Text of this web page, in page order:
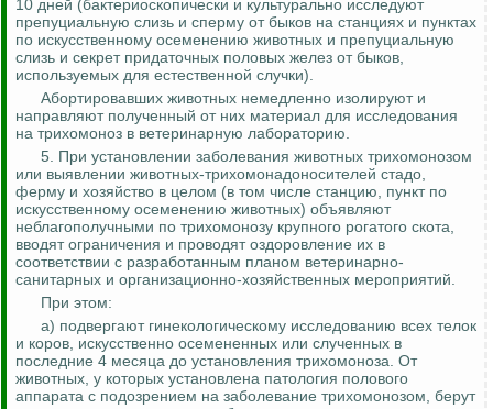
10 дней (бактериоскопически и культурально исследуют
препуциальную слизь и сперму от быков на станциях и пунктах
по искусственному осеменению животных и препуциальную
слизь и секрет придаточных половых желез от быков,
используемых для естественной случки).
Абортировавших животных немедленно изолируют и
направляют полученный от них материал для исследования
на трихомоноз в ветеринарную лабораторию.
5. При установлении заболевания животных трихомонозом
или выявлении животных-трихомонадоносителей стадо,
ферму и хозяйство в целом (в том числе станцию, пункт по
искусственному осеменению животных) объявляют
неблагополучными по трихомонозу крупного рогатого скота,
вводят ограничения и проводят оздоровление их в
соответствии с разработанным планом ветеринарно-
санитарных и организационно-хозяйственных мероприятий.
При этом:
а) подвергают гинекологическому исследованию всех телок
и коров, искусственно осемененных или слученных в
последние 4 месяца до установления трихомоноза. От
животных, у которых установлена патология полового
аппарата с подозрением на заболевание трихомонозом, берут